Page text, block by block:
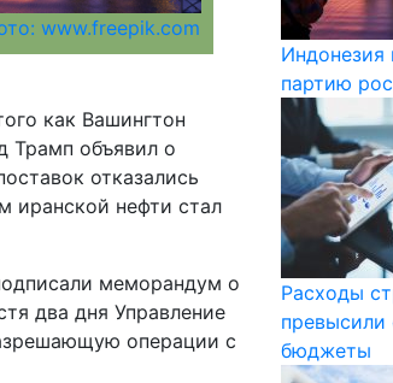
www.freepik.com
как Вашингтон
Трамп объявил о
отказались
иранской нефти стал
меморандум о
два дня Управление
операции с
Индонезия
партию
Расходы
бюджеты